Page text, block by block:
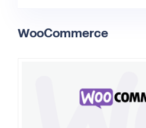
WooCommerce